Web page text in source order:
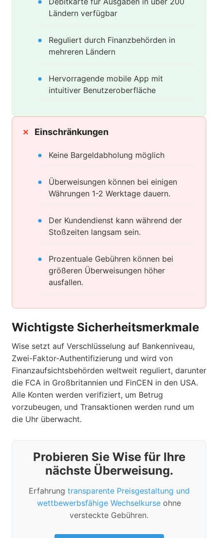
Ländern verfügbar
Reguliert durch Finanzbehörden in
mehreren Ländern
Hervorragende mobile App mit
intuitiver Benutzeroberfläche
Einschränkungen
Keine Bargeldabholung möglich
Überweisungen können bei einigen
Währungen 1-2 Werktage dauern.
Der Kundendienst kann während der
Stoßzeiten langsam sein.
Prozentuale Gebühren können bei
größeren Überweisungen höher
ausfallen.
Wichtigste Sicherheitsmerkmale
Wise setzt auf Verschlüsselung auf Bankenniveau,
Zwei-Faktor-Authentifizierung und wird von
Finanzaufsichtsbehörden weltweit reguliert, darunter
die FCA in Großbritannien und FinCEN in den USA.
Alle Konten werden verifiziert, um Betrug
vorzubeugen, und Transaktionen werden rund um
die Uhr überwacht.
Probieren Sie Wise für Ihre
nächste Überweisung.
Erfahrung transparente Preisgestaltung und
wettbewerbsfähige Wechselkurse ohne
versteckte Gebühren.